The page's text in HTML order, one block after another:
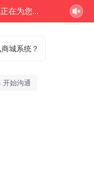
Javashop电商系统正在为您服务
城系统？
开始沟通